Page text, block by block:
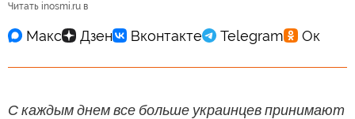
Читать inosmi.ru в
С каждым днем все больше украинцев принимают